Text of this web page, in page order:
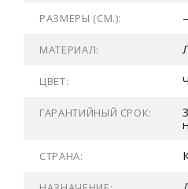
РАЗМЕРЫ (СМ.):
МАТЕРИАЛ:
ЦВЕТ:
ГАРАНТИЙНЫЙ СРОК:
СТРАНА: